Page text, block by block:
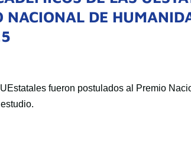
NACIONAL DE
fueron postulados al Premio